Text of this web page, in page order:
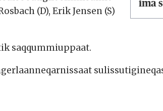
ima
(D), Erik Jensen (S)
saqqummiuppaat.